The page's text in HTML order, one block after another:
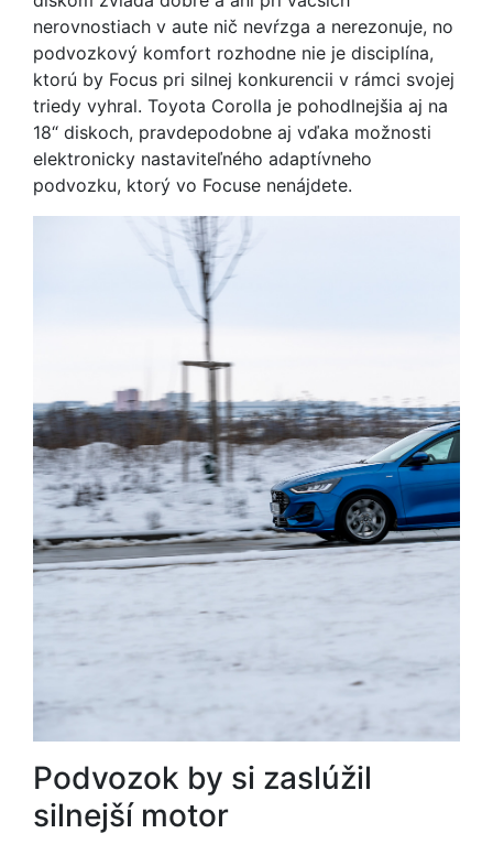
nerovnostiach v aute nič nevŕzga a nerezonuje, no
podvozkový komfort rozhodne nie je disciplína,
ktorú by Focus pri silnej konkurencii v rámci svojej
triedy vyhral. Toyota Corolla je pohodlnejšia aj na
18“ diskoch, pravdepodobne aj vďaka možnosti
elektronicky nastaviteľného adaptívneho
podvozku, ktorý vo Focuse nenájdete.
Podvozok by si zaslúžil
silnejší motor